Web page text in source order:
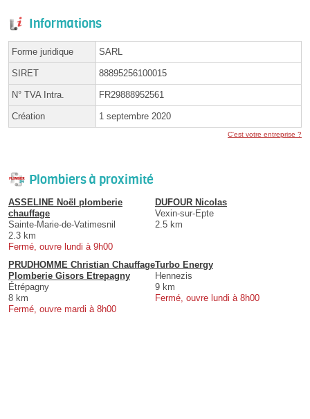
Informations
Forme juridique SARL
SIRET 88895256100015
N° TVA Intra. FR29888952561
Création 1 septembre 2020
C'est votre entreprise ?
Plombiers à proximité
ASSELINE Noël plomberie
chauffage
Sainte-Marie-de-Vatimesnil
2.3 km
Fermé, ouvre lundi à 9h00
DUFOUR Nicolas
Vexin-sur-Epte
2.5 km
PRUDHOMME Christian Chauffage
Plomberie Gisors Etrepagny
Étrépagny
8 km
Fermé, ouvre mardi à 8h00
Turbo Energy
Hennezis
9 km
Fermé, ouvre lundi à 8h00